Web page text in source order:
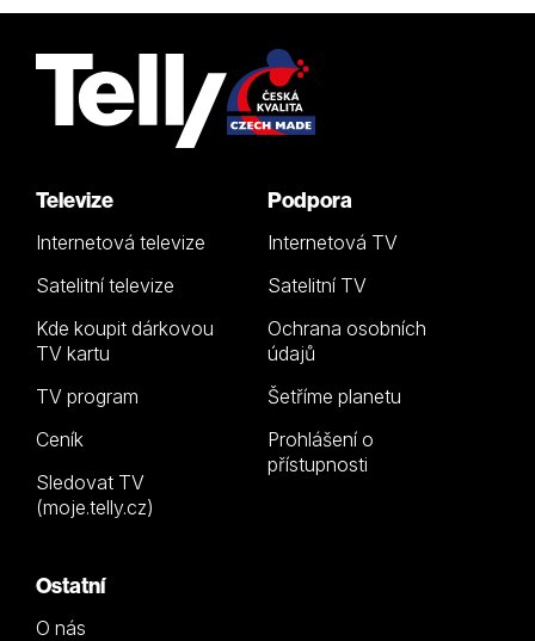
Televize
Internetová televize
Satelitní televize
Kde koupit dárkovou
TV kartu
TV program
Ceník
Sledovat TV
(moje.telly.cz)
Podpora
Internetová TV
Satelitní TV
Ochrana osobních
údajů
Šetříme planetu
Prohlášení o
přístupnosti
Ostatní
O nás